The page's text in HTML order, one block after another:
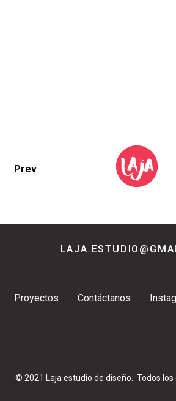
Prev
Proyectos Contáctanos
© 2021 Laja estudio de diseño. Todos los